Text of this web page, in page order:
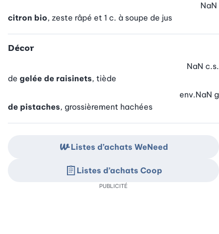
citron bio, zeste râpé et 1 c. à soupe de jus
NaN
Décor
de gelée de raisinets, tiède
NaN c.s.
de pistaches, grossièrement hachées
env.NaN g
Listes d’achats WeNeed
Listes d’achats Coop
PUBLICITÉ